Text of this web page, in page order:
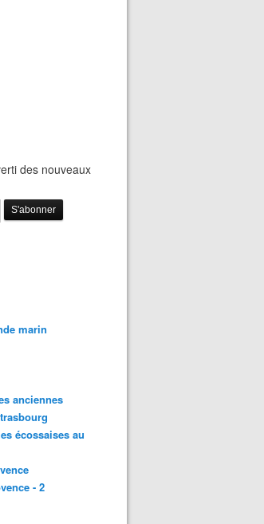
des nouveaux
marin
anciennes
écossaises au
- 2